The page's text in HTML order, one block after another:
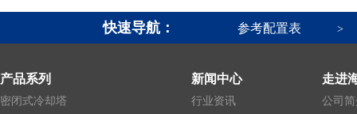
快速导航： 参考配置表 >
产品系列
密闭式冷却塔
新闻中心
行业资讯
走进
公司